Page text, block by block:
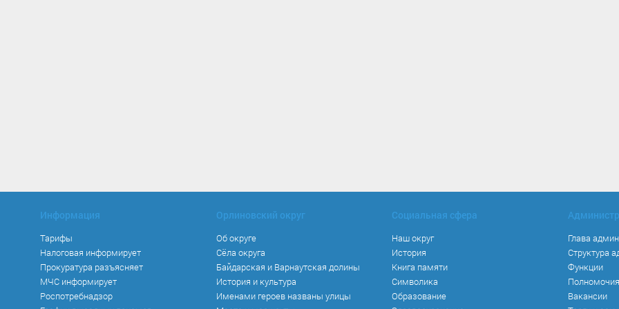
Информация
Тарифы
Налоговая информирует
Прокуратура разъясняет
МЧС информирует
Роспотребнадзор
Орлиновский округ
Об округе
Сёла округа
Байдарская и Варнаутская долины
История и культура
Именами героев названы улицы
Социальная сфера
Наш округ
История
Книга памяти
Символика
Образование
Глава
Структура
Функции
Полномочия
Вакансии